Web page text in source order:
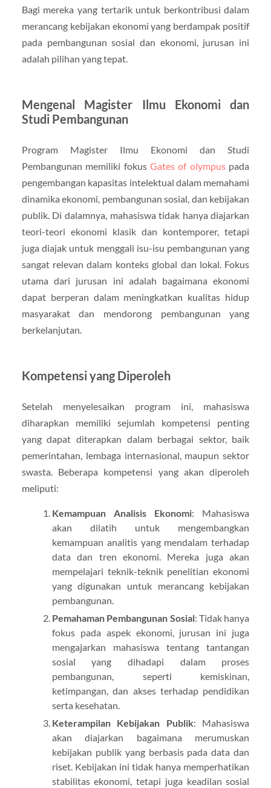
Bagi mereka yang tertarik untuk berkontribusi dalam
merancang kebijakan ekonomi yang berdampak positif
pada pembangunan sosial dan ekonomi, jurusan ini
adalah pilihan yang tepat.
Mengenal Magister Ilmu Ekonomi dan
Studi Pembangunan
Program Magister Ilmu Ekonomi dan Studi
Pembangunan memiliki fokus Gates of olympuspada
pengembangan kapasitas intelektual dalam memahami
dinamika ekonomi, pembangunan sosial, dan kebijakan
publik. Di dalamnya, mahasiswa tidak hanya diajarkan
teori-teori ekonomi klasik dan kontemporer, tetapi
juga diajak untuk menggali isu-isu pembangunan yang
sangat relevan dalam konteks global dan lokal. Fokus
utama dari jurusan ini adalah bagaimana ekonomi
dapat berperan dalam meningkatkan kualitas hidup
masyarakat dan mendorong pembangunan yang
berkelanjutan.
Kompetensi yang Diperoleh
Setelah menyelesaikan program ini, mahasiswa
diharapkan memiliki sejumlah kompetensi penting
yang dapat diterapkan dalam berbagai sektor, baik
pemerintahan, lembaga internasional, maupun sektor
swasta. Beberapa kompetensi yang akan diperoleh
meliputi:
Kemampuan Analisis Ekonomi: Mahasiswa
akan dilatih untuk mengembangkan
kemampuan analitis yang mendalam terhadap
data dan tren ekonomi. Mereka juga akan
mempelajari teknik-teknik penelitian ekonomi
yang digunakan untuk merancang kebijakan
pembangunan.
Pemahaman Pembangunan Sosial: Tidak hanya
fokus pada aspek ekonomi, jurusan ini juga
mengajarkan mahasiswa tentang tantangan
sosial yang dihadapi dalam proses
pembangunan, seperti kemiskinan,
ketimpangan, dan akses terhadap pendidikan
serta kesehatan.
Keterampilan Kebijakan Publik: Mahasiswa
akan diajarkan bagaimana merumuskan
kebijakan publik yang berbasis pada data dan
riset. Kebijakan ini tidak hanya memperhatikan
stabilitas ekonomi, tetapi juga keadilan sosial